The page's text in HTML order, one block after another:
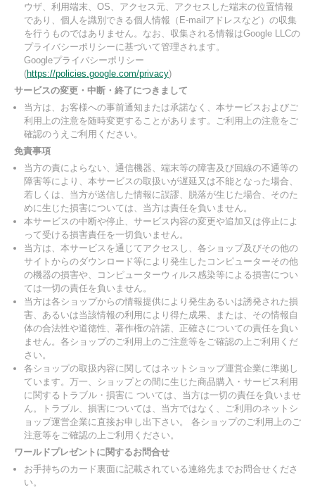
ウザ、利用端末、OS、アクセス元、アクセスした端末の位置情報
であり、個人を識別できる個人情報（E-mailアドレスなど）の収集
を行うものではありません。なお、収集される情報はGoogle LLCの
プライバシーポリシーに基づいて管理されます。
Googleプライバシーポリシー
(https://policies.google.com/privacy)
サービスの変更・中断・終了につきまして
当方は、お客様への事前通知または承諾なく、本サービスおよびご
利用上の注意を随時変更することがあります。ご利用上の注意をご
確認のうえご利用ください。
免責事項
当方の責によらない、通信機器、端末等の障害及び回線の不通等の
障害等により、本サービスの取扱いが遅延又は不能となった場合、
若しくは、当方が送信した情報に誤謬、脱落が生じた場合、そのた
めに生じた損害については、当方は責任を負いません。
本サービスの中断や停止、サービス内容の変更や追加又は停止によ
って受ける損害責任を一切負いません。
当方は、本サービスを通じてアクセスし、各ショップ及びその他の
サイトからのダウンロード等により発生したコンピューターその他
の機器の損害や、コンピューターウィルス感染等による損害につい
ては一切の責任を負いません。
当方は各ショップからの情報提供により発生あるいは誘発された損
害、あるいは当該情報の利用により得た成果、または、その情報自
体の合法性や道徳性、著作権の許諾、正確さについての責任を負い
ません。各ショップのご利用上のご注意等をご確認の上ご利用くだ
さい。
各ショップの取扱内容に関してはネットショップ運営企業に準拠し
ています。万一、ショップとの間に生じた商品購入・サービス利用
に関するトラブル・損害に ついては、当方は一切の責任を負いませ
ん。トラブル、損害については、当方ではなく、ご利用のネットシ
ョップ運営企業に直接お申し出下さい。 各ショップのご利用上のご
注意等をご確認の上ご利用ください。
ワールドプレゼントに関するお問合せ
お手持ちのカード裏面に記載されている連絡先までお問合せくださ
い。